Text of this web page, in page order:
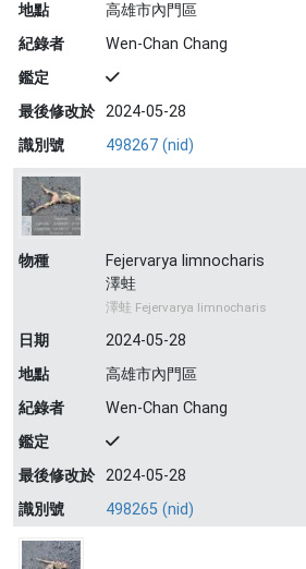
地點
高雄市內門區
紀錄者
Wen-Chan Chang
鑑定
最後修改於 2024-05-28
識別號
498267 (nid)
物種
Fejervarya limnocharis
澤蛙
澤蛙 Fejervarya limnocharis
日期
2024-05-28
地點
高雄市內門區
紀錄者
Wen-Chan Chang
鑑定
最後修改於 2024-05-28
識別號
498265 (nid)